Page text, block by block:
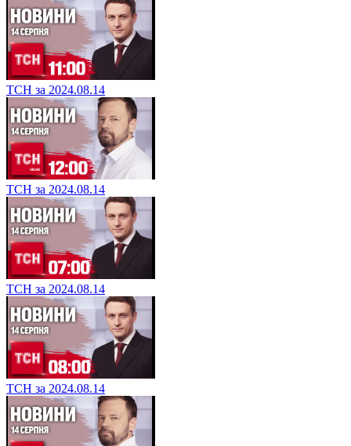
ТСН за 2024.08.14
ТСН за 2024.08.14
ТСН за 2024.08.14
ТСН за 2024.08.14